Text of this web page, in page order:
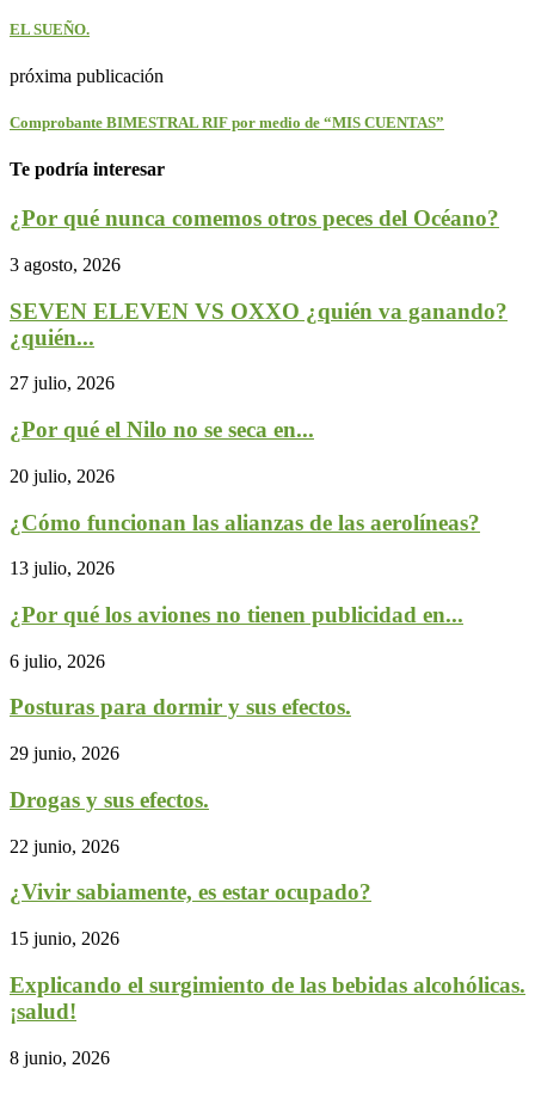
EL SUEÑO.
próxima publicación
Comprobante BIMESTRAL RIF por medio de “MIS CUENTAS”
Te podría interesar
¿Por qué nunca comemos otros peces del Océano?
3 agosto, 2026
SEVEN ELEVEN VS OXXO ¿quién va ganando?
¿quién...
27 julio, 2026
¿Por qué el Nilo no se seca en...
20 julio, 2026
¿Cómo funcionan las alianzas de las aerolíneas?
13 julio, 2026
¿Por qué los aviones no tienen publicidad en...
6 julio, 2026
Posturas para dormir y sus efectos.
29 junio, 2026
Drogas y sus efectos.
22 junio, 2026
¿Vivir sabiamente, es estar ocupado?
15 junio, 2026
Explicando el surgimiento de las bebidas alcohólicas.
¡salud!
8 junio, 2026